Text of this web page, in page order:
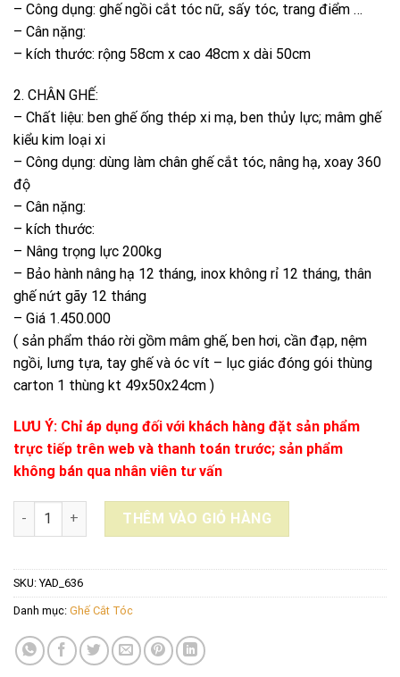
– Công dụng: ghế ngồi cắt tóc nữ, sấy tóc, trang điểm …
– Cân nặng:
– kích thước: rộng 58cm x cao 48cm x dài 50cm
2. CHÂN GHẾ:
– Chất liệu: ben ghế ống thép xi mạ, ben thủy lực; mâm ghế
kiểu kim loại xi
– Công dụng: dùng làm chân ghế cắt tóc, nâng hạ, xoay 360
độ
– Cân nặng:
– kích thước:
– Nâng trọng lực 200kg
– Bảo hành nâng hạ 12 tháng, inox không rỉ 12 tháng, thân
ghế nứt gãy 12 tháng
– Giá 1.450.000
( sản phẩm tháo rời gồm mâm ghế, ben hơi, cần đạp, nệm
ngồi, lưng tựa, tay ghế và óc vít – lục giác đóng gói thùng
carton 1 thùng kt 49x50x24cm )
LƯU Ý: Chỉ áp dụng đối với khách hàng đặt sản phẩm
trực tiếp trên web và thanh toán trước; sản phẩm
không bán qua nhân viên tư vấn
Ghế cắt tóc salon YAD_636 số lượng
THÊM VÀO GIỎ HÀNG
SKU: YAD_636
Danh mục: Ghế Cắt Tóc